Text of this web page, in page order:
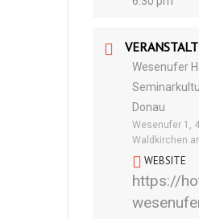
Wesenufer
Donau
Wesenufer 1,
Waldkirchen
WEBSITE
https://